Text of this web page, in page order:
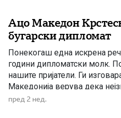
Ацо Македон
бугарски дипломат
Понекогаш една искрена
години дипломатски молк.
нашите пријатели. Ги
Македонија верува дека
исполнувањето на условите
пред 2 нед.